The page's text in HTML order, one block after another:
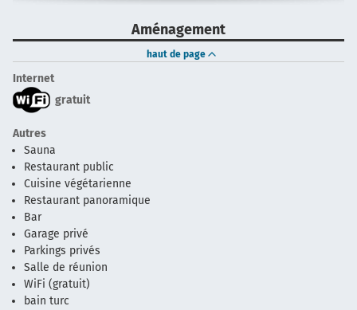
Aménagement
haut de page
Internet
gratuit
Autres
Sauna
Restaurant public
Cuisine végétarienne
Restaurant panoramique
Bar
Garage privé
Parkings privés
Salle de réunion
WiFi (gratuit)
bain turc